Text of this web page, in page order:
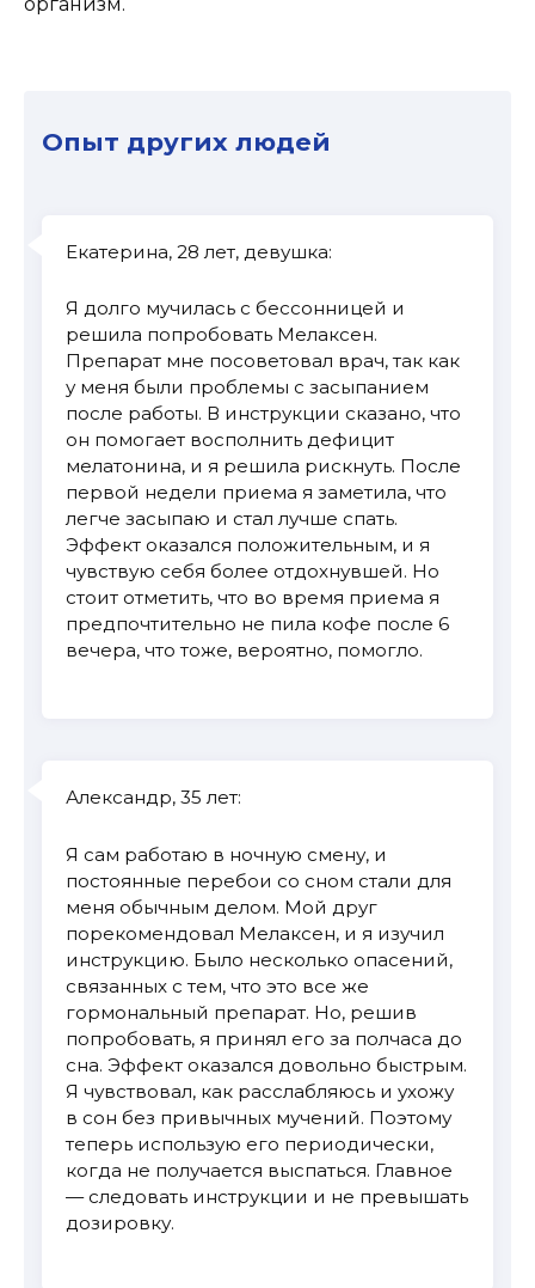
Опыт других людей
Екатерина, 28 лет, девушка:
Я долго мучилась с бессонницей и
решила попробовать Мелаксен.
Препарат мне посоветовал врач, так как
у меня были проблемы с засыпанием
после работы. В инструкции сказано, что
он помогает восполнить дефицит
мелатонина, и я решила рискнуть. После
первой недели приема я заметила, что
легче засыпаю и стал лучше спать.
Эффект оказался положительным, и я
чувствую себя более отдохнувшей. Но
стоит отметить, что во время приема я
предпочтительно не пила кофе после 6
вечера, что тоже, вероятно, помогло.
Александр, 35 лет:
Я сам работаю в ночную смену, и
постоянные перебои со сном стали для
меня обычным делом. Мой друг
порекомендовал Мелаксен, и я изучил
инструкцию. Было несколько опасений,
связанных с тем, что это все же
гормональный препарат. Но, решив
попробовать, я принял его за полчаса до
сна. Эффект оказался довольно быстрым.
Я чувствовал, как расслабляюсь и ухожу
в сон без привычных мучений. Поэтому
теперь использую его периодически,
когда не получается выспаться. Главное
— следовать инструкции и не превышать
дозировку.